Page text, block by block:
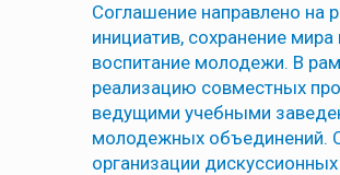
Соглашение направлено на
инициатив, сохранение
воспитание молодежи. В
реализацию совместных
ведущими учебными
молодежных объединений.
организации